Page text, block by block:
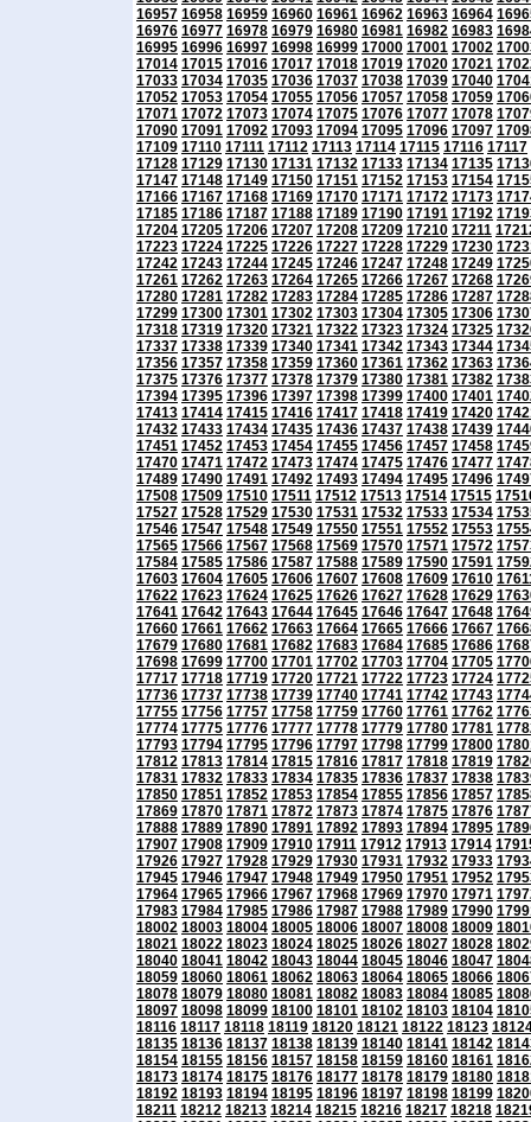
16957 16958 16959 16960 16961 16962 16963 16964
16976 16977 16978 16979 16980 16981 16982 16983
16995 16996 16997 16998 16999 17000 17001 17002
17014 17015 17016 17017 17018 17019 17020 17021
17033 17034 17035 17036 17037 17038 17039 17040
17052 17053 17054 17055 17056 17057 17058 17059
17071 17072 17073 17074 17075 17076 17077 17078
17090 17091 17092 17093 17094 17095 17096 17097
17109 17110 17111 17112 17113 17114 17115 17116 17117
17128 17129 17130 17131 17132 17133 17134 17135
17147 17148 17149 17150 17151 17152 17153 17154
17166 17167 17168 17169 17170 17171 17172 17173
17185 17186 17187 17188 17189 17190 17191 17192
17204 17205 17206 17207 17208 17209 17210 17211
17223 17224 17225 17226 17227 17228 17229 17230
17242 17243 17244 17245 17246 17247 17248 17249
17261 17262 17263 17264 17265 17266 17267 17268
17280 17281 17282 17283 17284 17285 17286 17287
17299 17300 17301 17302 17303 17304 17305 17306
17318 17319 17320 17321 17322 17323 17324 17325
17337 17338 17339 17340 17341 17342 17343 17344
17356 17357 17358 17359 17360 17361 17362 17363
17375 17376 17377 17378 17379 17380 17381 17382
17394 17395 17396 17397 17398 17399 17400 17401
17413 17414 17415 17416 17417 17418 17419 17420
17432 17433 17434 17435 17436 17437 17438 17439
17451 17452 17453 17454 17455 17456 17457 17458
17470 17471 17472 17473 17474 17475 17476 17477
17489 17490 17491 17492 17493 17494 17495 17496
17508 17509 17510 17511 17512 17513 17514 17515
17527 17528 17529 17530 17531 17532 17533 17534
17546 17547 17548 17549 17550 17551 17552 17553
17565 17566 17567 17568 17569 17570 17571 17572
17584 17585 17586 17587 17588 17589 17590 17591
17603 17604 17605 17606 17607 17608 17609 17610
17622 17623 17624 17625 17626 17627 17628 17629
17641 17642 17643 17644 17645 17646 17647 17648
17660 17661 17662 17663 17664 17665 17666 17667
17679 17680 17681 17682 17683 17684 17685 17686
17698 17699 17700 17701 17702 17703 17704 17705
17717 17718 17719 17720 17721 17722 17723 17724
17736 17737 17738 17739 17740 17741 17742 17743
17755 17756 17757 17758 17759 17760 17761 17762
17774 17775 17776 17777 17778 17779 17780 17781
17793 17794 17795 17796 17797 17798 17799 17800
17812 17813 17814 17815 17816 17817 17818 17819
17831 17832 17833 17834 17835 17836 17837 17838
17850 17851 17852 17853 17854 17855 17856 17857
17869 17870 17871 17872 17873 17874 17875 17876
17888 17889 17890 17891 17892 17893 17894 17895
17907 17908 17909 17910 17911 17912 17913 17914
17926 17927 17928 17929 17930 17931 17932 17933
17945 17946 17947 17948 17949 17950 17951 17952
17964 17965 17966 17967 17968 17969 17970 17971
17983 17984 17985 17986 17987 17988 17989 17990
18002 18003 18004 18005 18006 18007 18008 18009
18021 18022 18023 18024 18025 18026 18027 18028
18040 18041 18042 18043 18044 18045 18046 18047
18059 18060 18061 18062 18063 18064 18065 18066
18078 18079 18080 18081 18082 18083 18084 18085
18097 18098 18099 18100 18101 18102 18103 18104
18116 18117 18118 18119 18120 18121 18122 18123
18135 18136 18137 18138 18139 18140 18141 18142
18154 18155 18156 18157 18158 18159 18160 18161
18173 18174 18175 18176 18177 18178 18179 18180
18192 18193 18194 18195 18196 18197 18198 18199
18211 18212 18213 18214 18215 18216 18217 18218